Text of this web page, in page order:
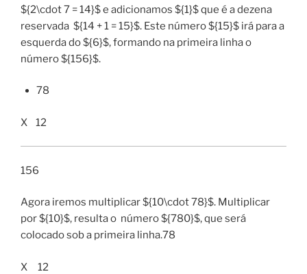
${2\cdot 7 = 14}$ e adicionamos ${1}$ que é a dezena
reservada ${14 + 1 = 15}$. Este número ${15}$ irá para a
esquerda do ${6}$, formando na primeira linha o
número ${156}$.
78
X 12
156
Agora iremos multiplicar ${10\cdot 78}$. Multiplicar
por ${10}$, resulta o número ${780}$, que será
colocado sob a primeira linha.78
X 12